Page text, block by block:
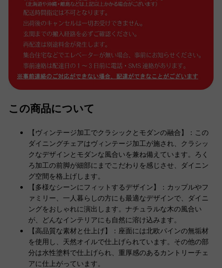
この商品について
【ヴィンテージ加工でクラシックとモダンの融合】：この
ダイニングチェアはヴィンテージ加工が施され、クラシッ
クなデザインとモダンな風合いを兼ね備えています。ろく
ろ加工の前脚が細部にまでこだわりを感じさせ、ダイニン
グ空間を格上げします。
【多様なシーンにフィットするデザイン】：カップルやフ
ァミリー、一人暮らしの方にも最適なデザインで、ダイニ
ングをおしゃれに演出します。ナチュラルな木の風合い
が、どんなインテリアにも自然に溶け込みます。
【高品質な素材と仕上げ】：座面には北欧パインの無垢材
を使用し、天然オイルで仕上げられています。その他の部
分は水性塗料で仕上げられ、重厚感のあるカントリーチェ
アに仕上がっています。